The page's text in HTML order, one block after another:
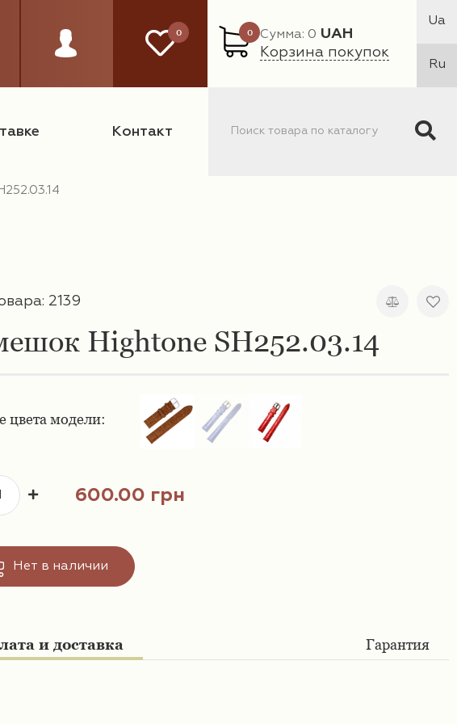
0 0 Сумма: 0 UAH
Корзина покупок
Ua
Ru
Контакт
2139
Hightone SH252.03.14
цвета модели:
600.00 грн
Нет в наличии
и доставка Гарантия